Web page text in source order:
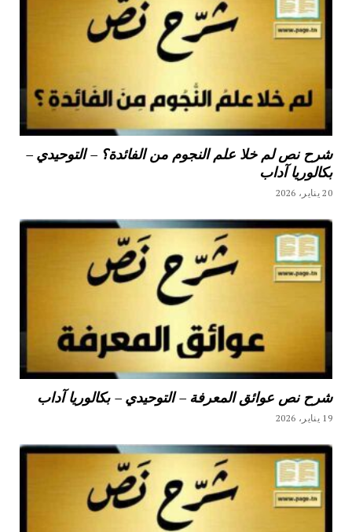
شرح نص لم خلا علم النجوم من الفائدة؟ – التوحيدي –
بكالوريا آداب
20 يناير، 2026
شرح نص عوائق المعرفة – التوحيدي – بكالوريا آداب
19 يناير، 2026